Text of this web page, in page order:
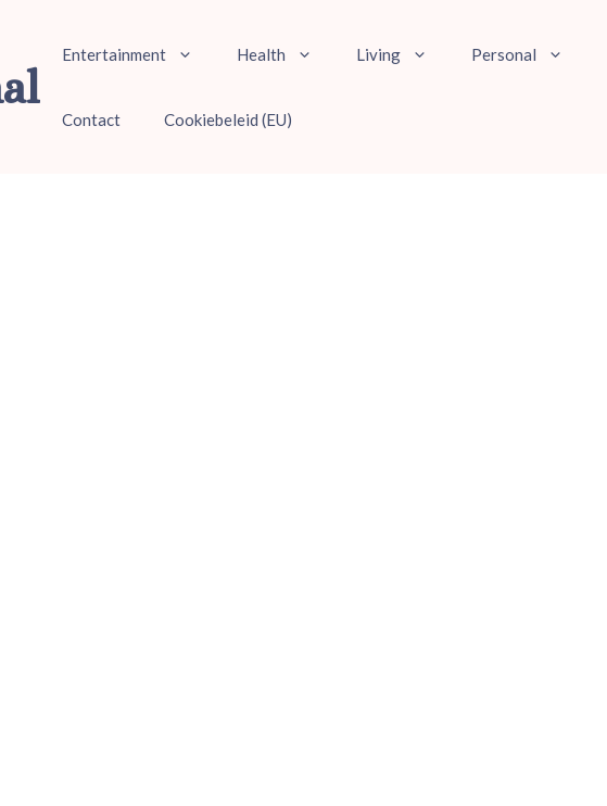
Entertainment Health Living Personal
Contact Cookiebeleid (EU)